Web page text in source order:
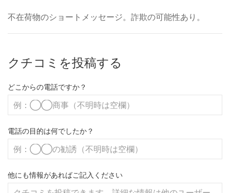
不在荷物のショートメッセージ。詐欺の可能性あり。
クチコミを投稿する
どこからの電話ですか？
電話の目的は何でしたか？
他にも情報があればご記入ください